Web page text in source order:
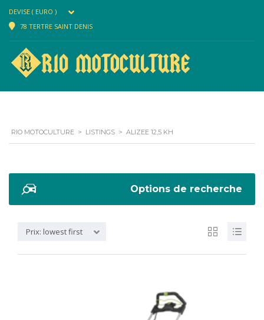
DEVISE ( EURO )
78 TERTRE SAINT DENIS
RIO MOTOCULTURE > LISTINGS > ALIZEE 12,5 KH
Options de recherche
Prix: lowest first